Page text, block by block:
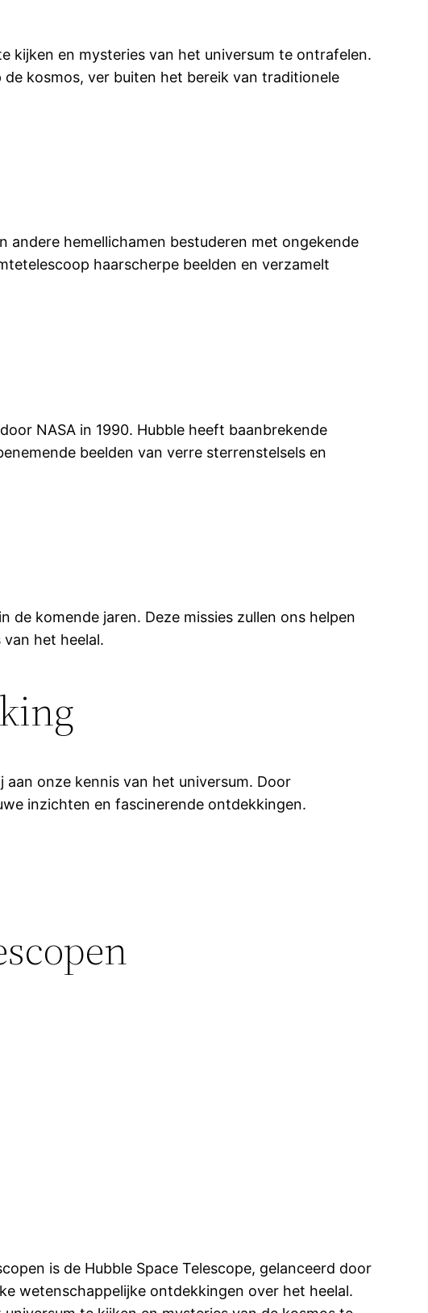
kijken en mysteries van het universum te ontrafelen.
kosmos, ver buiten het bereik van traditionele
andere hemellichamen bestuderen met ongekende
haarscherpe beelden en verzamelt
NASA in 1990. Hubble heeft baanbrekende
beelden van verre sterrenstelsels en
komende jaren. Deze missies zullen ons helpen
het heelal.
onze kennis van het universum. Door
inzichten en fascinerende ontdekkingen.
is de Hubble Space Telescope, gelanceerd door
wetenschappelijke ontdekkingen over het heelal.